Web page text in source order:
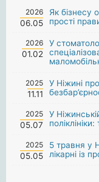
2026
06.05
Як бізнесу
прості
2026
01.02
У
2025
11.11
У Ніжині
2025
05.07
У
2025
05.05
5 травня у
лікарні із